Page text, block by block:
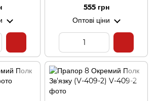
Полк (V-408-2)
555 грн
Оптові ціни